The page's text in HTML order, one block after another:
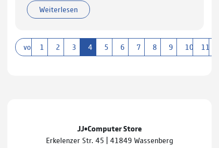
Weiterlesen
vorherige
1 2 3 4 5 6 7 8 9 10 11
JJ•Computer Store
Erkelenzer Str. 45 | 41849 Wassenberg